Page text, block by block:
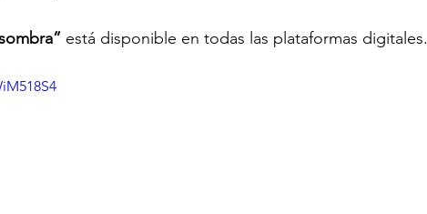
está disponible en todas las plataformas digitales.